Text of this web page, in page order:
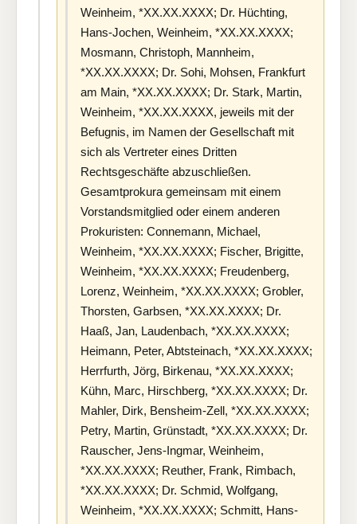
Weinheim, *XX.XX.XXXX; Dr. Hüchting,
Hans-Jochen, Weinheim, *XX.XX.XXXX;
Mosmann, Christoph, Mannheim,
*XX.XX.XXXX; Dr. Sohi, Mohsen, Frankfurt
am Main, *XX.XX.XXXX; Dr. Stark, Martin,
Weinheim, *XX.XX.XXXX, jeweils mit der
Befugnis, im Namen der Gesellschaft mit
sich als Vertreter eines Dritten
Rechtsgeschäfte abzuschließen.
Gesamtprokura gemeinsam mit einem
Vorstandsmitglied oder einem anderen
Prokuristen: Connemann, Michael,
Weinheim, *XX.XX.XXXX; Fischer, Brigitte,
Weinheim, *XX.XX.XXXX; Freudenberg,
Lorenz, Weinheim, *XX.XX.XXXX; Grobler,
Thorsten, Garbsen, *XX.XX.XXXX; Dr.
Haaß, Jan, Laudenbach, *XX.XX.XXXX;
Heimann, Peter, Abtsteinach, *XX.XX.XXXX;
Herrfurth, Jörg, Birkenau, *XX.XX.XXXX;
Kühn, Marc, Hirschberg, *XX.XX.XXXX; Dr.
Mahler, Dirk, Bensheim-Zell, *XX.XX.XXXX;
Petry, Martin, Grünstadt, *XX.XX.XXXX; Dr.
Rauscher, Jens-Ingmar, Weinheim,
*XX.XX.XXXX; Reuther, Frank, Rimbach,
*XX.XX.XXXX; Dr. Schmid, Wolfgang,
Weinheim, *XX.XX.XXXX; Schmitt, Hans-